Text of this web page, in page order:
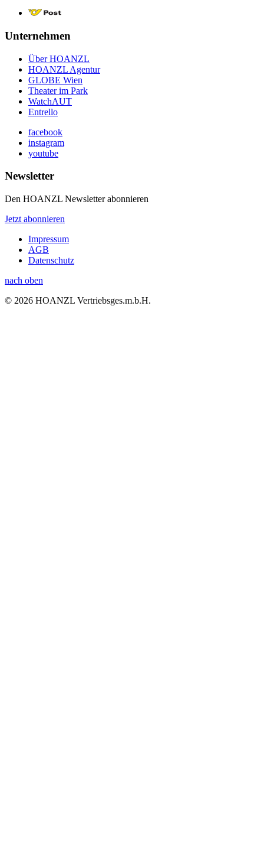
Unternehmen
Über HOANZL
HOANZL Agentur
GLOBE Wien
Theater im Park
WatchAUT
Entrello
facebook
instagram
youtube
Newsletter
Den HOANZL Newsletter abonnieren
Jetzt abonnieren
Impressum
AGB
Datenschutz
nach oben
© 2026 HOANZL Vertriebsges.m.b.H.